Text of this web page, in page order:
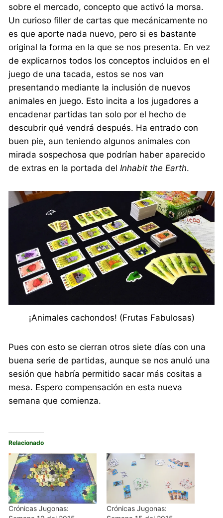
sobre el mercado, concepto que activó la morsa.
Un curioso filler de cartas que mecánicamente no
es que aporte nada nuevo, pero si es bastante
original la forma en la que se nos presenta. En vez
de explicarnos todos los conceptos incluidos en el
juego de una tacada, estos se nos van
presentando mediante la inclusión de nuevos
animales en juego. Esto incita a los jugadores a
encadenar partidas tan solo por el hecho de
descubrir qué vendrá después. Ha entrado con
buen pie, aun teniendo algunos animales con
mirada sospechosa que podrían haber aparecido
de extras en la portada del Inhabit the Earth.
¡Animales cachondos! (Frutas Fabulosas)
Pues con esto se cierran otros siete días con una
buena serie de partidas, aunque se nos anuló una
sesión que habría permitido sacar más cositas a
mesa. Espero compensación en esta nueva
semana que comienza.
Relacionado
Crónicas Jugonas:
Crónicas Jugonas: